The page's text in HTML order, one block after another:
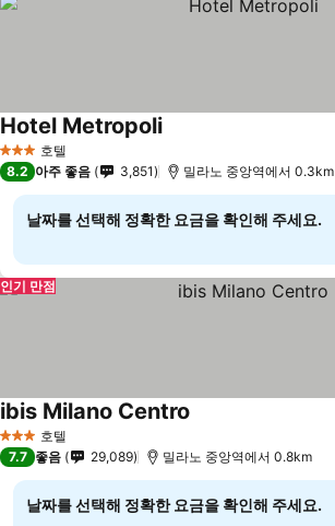
3 성급 호텔
Hotel Metropoli
8.2 아주 좋음 3,851 밀라노 중앙역에서 0.3km
날짜를 선택해 정확한 요금을 확인해 주세요.
인기 만점
3 성급 호텔
ibis Milano Centro
7.7 좋음 29,089 밀라노 중앙역에서 0.8km
날짜를 선택해 정확한 요금을 확인해 주세요.